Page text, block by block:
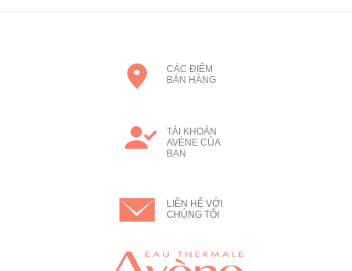
CÁC ĐIỂM
BÁN HÀNG
TÀI KHOẢN
AVÈNE CỦA
BẠN
LIÊN HỆ VỚI
CHÚNG TÔI